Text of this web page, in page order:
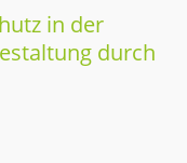
in der
durch